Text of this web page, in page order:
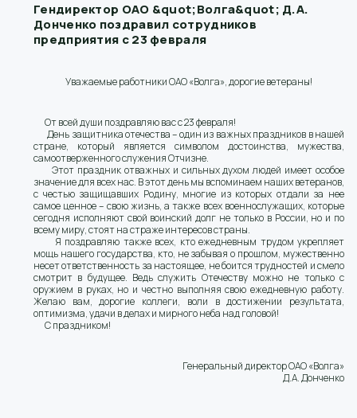
Гендиректор ОАО &quot;Волга&quot; Д.А.
Донченко поздравил сотрудников
предприятия с 23 февраля
Уважаемые работники ОАО «Волга», дорогие ветераны!
От всей души поздравляю вас с 23 февраля!
День защитника отечества – один из важных праздников в нашей
стране, который является символом достоинства, мужества,
самоотверженного служения Отчизне.
Этот праздник отважных и сильных духом людей имеет особое
значение для всех нас. В этот день мы вспоминаем наших ветеранов,
с честью защищавших Родину, многие из которых отдали за нее
самое ценное – свою жизнь, а также всех военнослужащих, которые
сегодня исполняют свой воинский долг не только в России, но и по
всему миру, стоят на страже интересов страны.
Я поздравляю также всех, кто ежедневным трудом укрепляет
мощь нашего государства, кто, не забывая о прошлом, мужественно
несет ответственность за настоящее, не боится трудностей и смело
смотрит в будущее. Ведь служить Отечеству можно не только с
оружием в руках, но и честно выполняя свою ежедневную работу.
Желаю вам, дорогие коллеги, воли в достижении результата,
оптимизма, удачи в делах и мирного неба над головой!
С праздником!
Генеральный директор ОАО «Волга»
Д.А. Донченко